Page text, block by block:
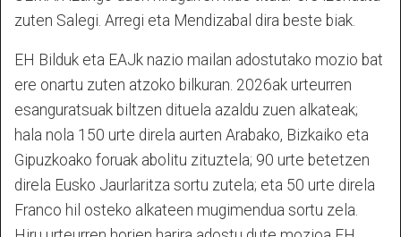
zuten Salegi. Arregi eta Mendizabal dira beste biak.
EH Bilduk eta EAJk nazio mailan adostutako mozio bat
ere onartu zuten atzoko bilkuran. 2026ak urteurren
esanguratsuak biltzen dituela azaldu zuen alkateak;
hala nola 150 urte direla aurten Arabako, Bizkaiko eta
Gipuzkoako foruak abolitu zituztela; 90 urte betetzen
direla Eusko Jaurlaritza sortu zutela; eta 50 urte direla
Franco hil osteko alkateen mugimendua sortu zela.